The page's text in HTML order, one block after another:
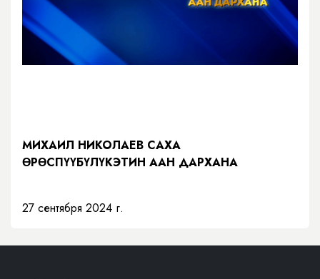
МИХАИЛ НИКОЛАЕВ САХА
ӨРӨСПҮҮБҮЛҮКЭТИН ААН ДАРХАНА
27 сентября 2024 г.